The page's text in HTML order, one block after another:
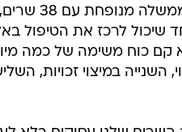
שיכול לרכז את הטיפול
קם כוח משימה של כמה
במיצוי זכויות,